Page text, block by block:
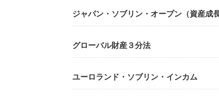
ジャパン・ソブリン・オープン（資産成
グローバル財産３分法
ユーロランド・ソブリン・インカム